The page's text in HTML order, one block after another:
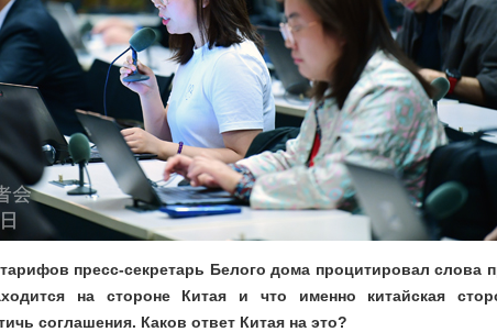
пресс-секретарь Белого дома процитировал слова
на стороне Китая и что именно китайская
соглашения. Каков ответ Китая на это?